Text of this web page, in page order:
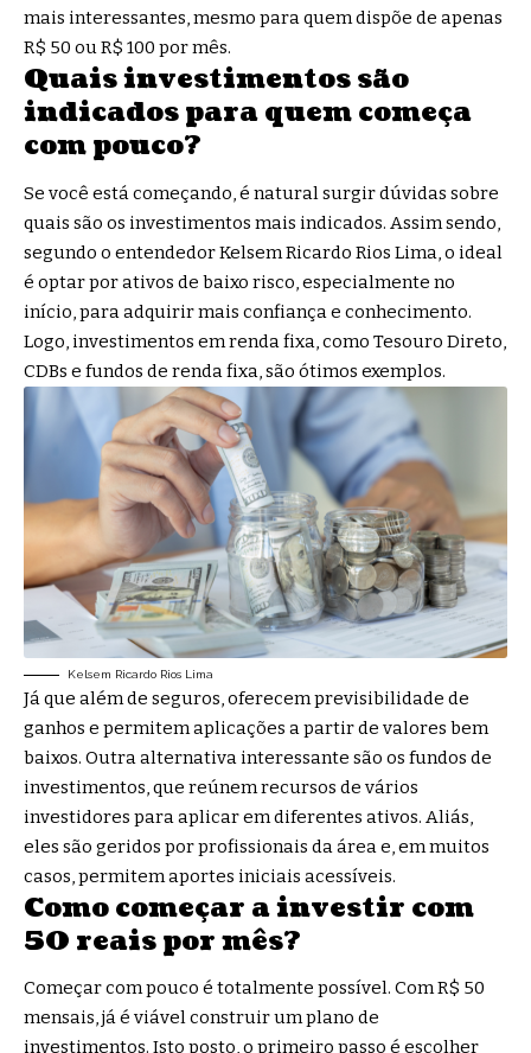
mais interessantes, mesmo para quem dispõe de apenas
R$ 50 ou R$ 100 por mês.
Quais investimentos são
indicados para quem começa
com pouco?
Se você está começando, é natural surgir dúvidas sobre
quais são os investimentos mais indicados. Assim sendo,
segundo o entendedor Kelsem Ricardo Rios Lima, o ideal
é optar por ativos de baixo risco, especialmente no
início, para adquirir mais confiança e conhecimento.
Logo, investimentos em renda fixa, como Tesouro Direto,
CDBs e fundos de renda fixa, são ótimos exemplos.
Kelsem Ricardo Rios Lima
Já que além de seguros, oferecem previsibilidade de
ganhos e permitem aplicações a partir de valores bem
baixos. Outra alternativa interessante são os fundos de
investimentos, que reúnem recursos de vários
investidores para aplicar em diferentes ativos. Aliás,
eles são geridos por profissionais da área e, em muitos
casos, permitem aportes iniciais acessíveis.
Como começar a investir com
50 reais por mês?
Começar com pouco é totalmente possível. Com R$ 50
mensais, já é viável construir um plano de
investimentos. Isto posto, o primeiro passo é escolher